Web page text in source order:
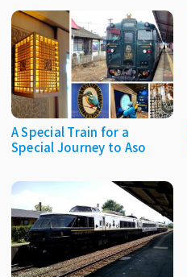
A Special Train for a
Special Journey to Aso